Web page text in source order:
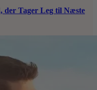
der Tager Leg til Næste